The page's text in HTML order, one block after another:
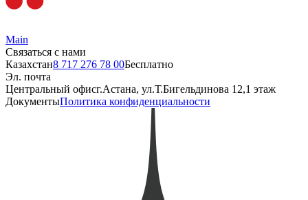
Main
Связаться с нами
Казахстан8 717 276 78 00Бесплатно
Эл. почта
Центральный офисг.Астана, ул.Т.Бигельдинова 12,1 этаж
ДокументыПолитика конфиденциальности